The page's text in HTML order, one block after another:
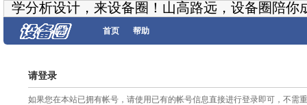
学分析设计，来设备圈！山高路远，设备圈陪你
首页 帮助
请登录
如果您在本站已拥有帐号，请使用已有的帐号信息直接进行登录即可，不需